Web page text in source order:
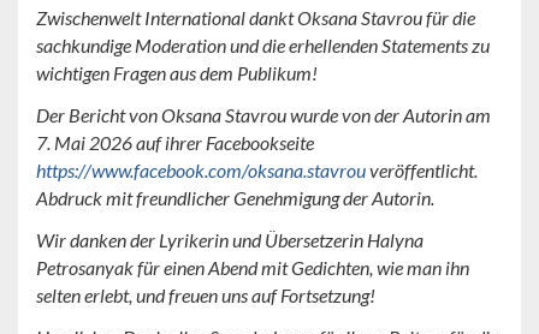
Zwischenwelt International dankt Oksana Stavrou für die
sachkundige Moderation und die erhellenden Statements zu
wichtigen Fragen aus dem Publikum!
Der Bericht von Oksana Stavrou wurde von der Autorin am
7. Mai 2026 auf ihrer Facebookseite
https://www.facebook.com/oksana.stavrouveröffentlicht.
Abdruck mit freundlicher Genehmigung der Autorin.
Wir danken der Lyrikerin und Übersetzerin Halyna
Petrosanyak für einen Abend mit Gedichten, wie man ihn
selten erlebt, und freuen uns auf Fortsetzung!